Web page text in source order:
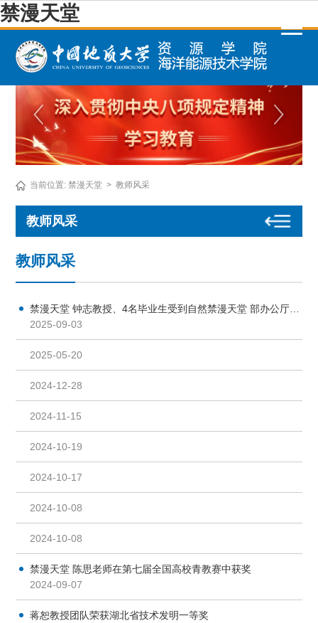
禁漫天堂
当前位置:禁漫天堂 > 教师风采
教师风采
教师风采
禁漫天堂 钟志教授、4名毕业生受到自然禁漫天堂 部办公厅通报表扬
2025-09-03
2025-05-20
2024-12-28
2024-11-15
2024-10-19
2024-10-17
2024-10-08
2024-10-08
禁漫天堂 陈思老师在第七届全国高校青教赛中获奖
2024-09-07
蒋恕教授团队荣获湖北省技术发明一等奖